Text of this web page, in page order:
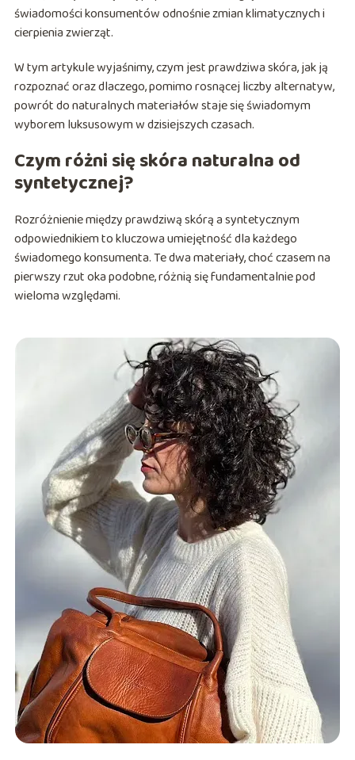
świadomości konsumentów odnośnie zmian klimatycznych i
cierpienia zwierząt.
W tym artykule wyjaśnimy, czym jest prawdziwa skóra, jak ją
rozpoznać oraz dlaczego, pomimo rosnącej liczby alternatyw,
powrót do naturalnych materiałów staje się świadomym
wyborem luksusowym w dzisiejszych czasach.
Czym różni się skóra naturalna od
syntetycznej?
Rozróżnienie między prawdziwą skórą a syntetycznym
odpowiednikiem to kluczowa umiejętność dla każdego
świadomego konsumenta. Te dwa materiały, choć czasem na
pierwszy rzut oka podobne, różnią się fundamentalnie pod
wieloma względami.